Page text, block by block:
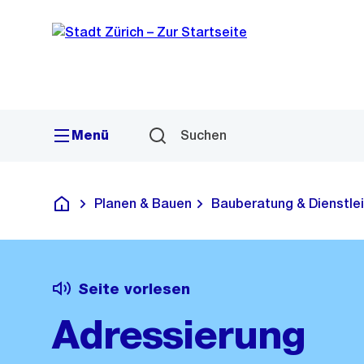
Navigation
Sprunglink
Menü Suchen
Deutsch
Planen & Bauen Bauberatung &
Seite vorlesen
Adressierung